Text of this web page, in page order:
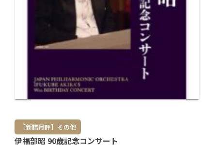
［新譜月評］その他
伊福部昭 90歳記念コンサート